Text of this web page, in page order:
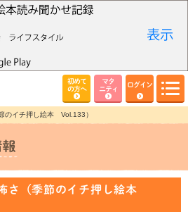
初めて
の方へ
マタ
ニティ
ログイン
のイチ押し絵本 Vol.133）
さ（季節のイチ押し絵本